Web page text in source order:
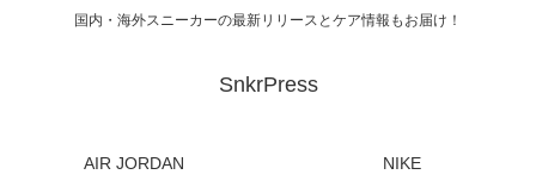
国内・海外スニーカーの最新リリースとケア情報もお届け！
SnkrPress
AIR JORDAN NIKE